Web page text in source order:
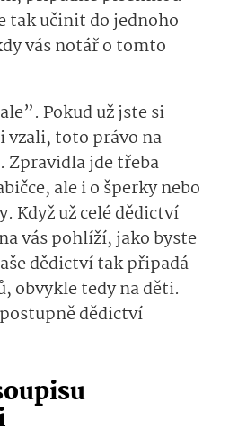
tak učinit do jednoho
vás notář o tomto
Pokud už jste si
vzali, toto právo na
jde třeba
ale i o šperky nebo
Když už celé dědictví
vás pohlíží, jako byste
dědictví tak připadá
obvykle tedy na děti.
dědictví